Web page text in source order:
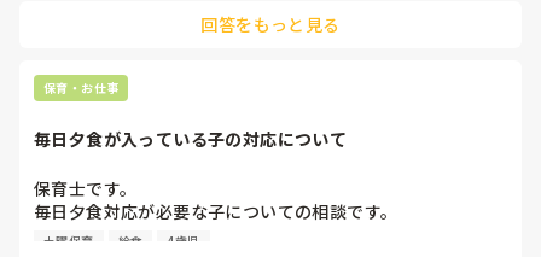
にはいっているときは、お弁当持参して貰いました。
回答をもっと見る
保育・お仕事
毎日夕食が入っている子の対応について
保育士です。
毎日夕食対応が必要な子についての相談です。
年中で、毎日園での夕食が付き、土曜保育も入っている子が
土曜保育 給食 4歳児